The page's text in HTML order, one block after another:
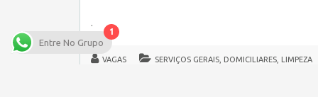
.
VAGAS SERVIÇOS GERAIS, DOMICILIARES, LIMPEZA
1
Entre No Grupo